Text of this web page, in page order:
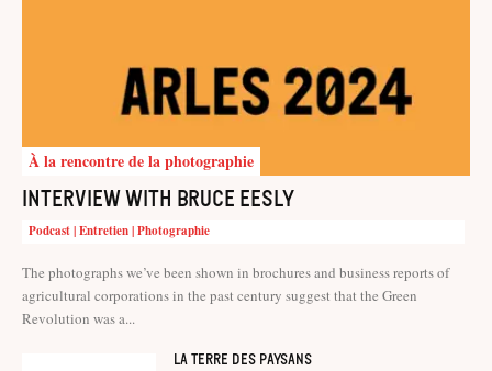
À la rencontre de la photographie
Interview with Bruce Eesly
Podcast | Entretien | Photographie
The photographs we’ve been shown in brochures and business reports of
agricultural corporations in the past century suggest that the Green
Revolution was a...
La terre des paysans